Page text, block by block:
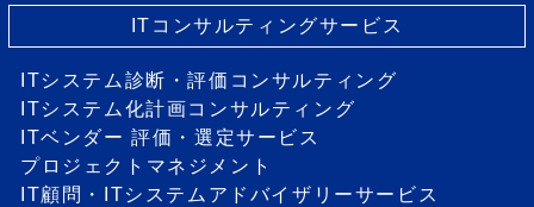
ITコンサルティングサービス
ITシステム診断・評価コンサルティング
ITシステム化計画コンサルティング
ITベンダー 評価・選定サービス
プロジェクトマネジメント
IT顧問・ITシステムアドバイザリーサービス